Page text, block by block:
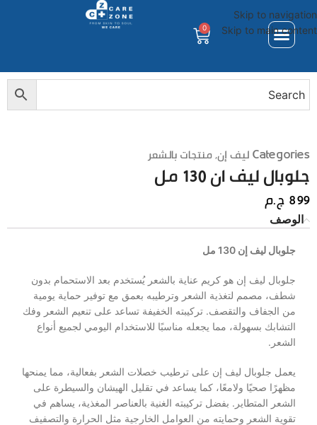
Skip to navigation
Skip to main content
0
Categoriesليف إن,منتجات بالشعر
جلوبال ليف ان 130 مل
899ج.م
الوصف
جلوبال ليف إن 130 مل
جلوبال ليف إن هو كريم عناية بالشعر يُستخدم بعد الاستحمام بدون
شطف، مصمم لتغذية الشعر وترطيبه بعمق مع توفير حماية يومية
من الجفاف والتقصف. تركيبته الخفيفة تساعد على تنعيم الشعر وفك
التشابك بسهولة، مما يجعله مناسبًا للاستخدام اليومي لجميع أنواع
الشعر.
يعمل جلوبال ليف إن على ترطيب خصلات الشعر بفعالية، مما يمنحها
مظهرًا صحيًا ولامعًا، كما يساعد في تقليل الهيشان والسيطرة على
الشعر المتطاير. بفضل تركيبته الغنية بالعناصر المغذية، يساهم في
تقوية الشعر وحمايته من العوامل الخارجية مثل الحرارة والتصفيف